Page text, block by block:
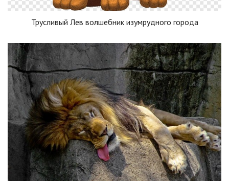
Трусливый Лев волшебник изумрудного города